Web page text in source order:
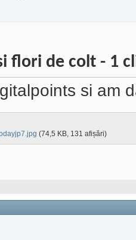
flori de colt - 1
si am
(74,5 KB, 131 afișări)